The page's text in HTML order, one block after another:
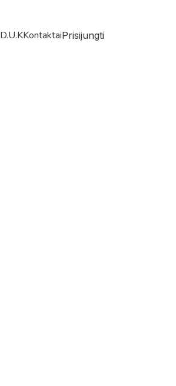
D.U.KKontaktaiPrisijungti